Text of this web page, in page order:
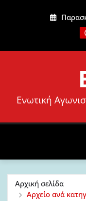
Ενωτική
Αρχική σελίδα
Αρχείο ανά